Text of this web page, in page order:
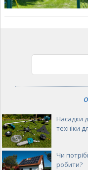
Насадки
техніки
Чи
робити?